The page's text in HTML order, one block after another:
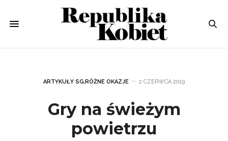
ARTYKUŁY SG,RÓŻNE OKAZJE 2 CZERWCA 2019
Gry na świeżym
powietrzu